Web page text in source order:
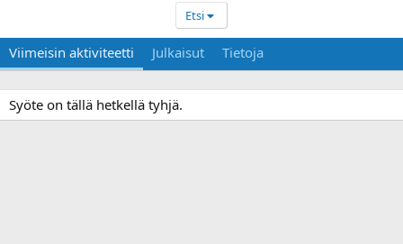
Etsi
Viimeisin aktiviteetti Julkaisut Tietoja
Syöte on tällä hetkellä tyhjä.